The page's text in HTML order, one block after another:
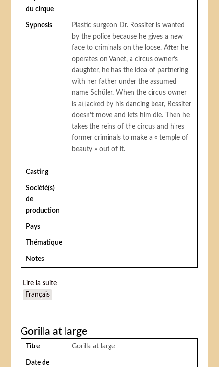
du cirque
Sypnosis
Plastic surgeon Dr. Rossiter is wanted
by the police because he gives a new
face to criminals on the loose. After he
operates on Vanet, a circus owner’s
daughter, he has the idea of partnering
with her father under the assumed
name Schüler. When the circus owner
is attacked by his dancing bear, Rossiter
doesn’t move and lets him die. Then he
takes the reins of the circus and hires
former criminals to make a « temple of
beauty » out of it.
Casting
Société(s)
de
production
Pays
Thématique
Notes
Lire la suite
Français
Gorilla at large
Titre Gorilla at large
Date de